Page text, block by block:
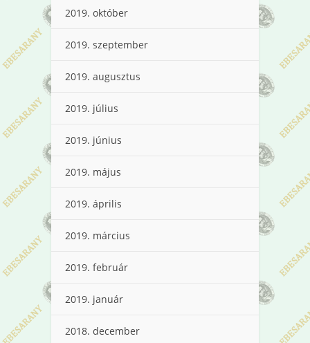
2019. október
2019. szeptember
2019. augusztus
2019. július
2019. június
2019. május
2019. április
2019. március
2019. február
2019. január
2018. december